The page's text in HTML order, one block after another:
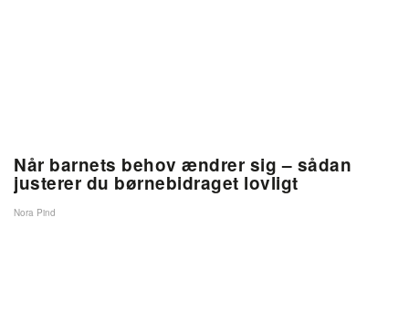
Når barnets behov ændrer sig – sådan
justerer du børnebidraget lovligt
Nora Pind